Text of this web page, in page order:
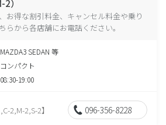
）
お得な割引料金、キャンセル料金や乗り
らから各店舗にお電話ください。
MAZDA3 SEDAN 等
コンパクト
08:30-19:00
2,M-2,S-2】 096-356-8228